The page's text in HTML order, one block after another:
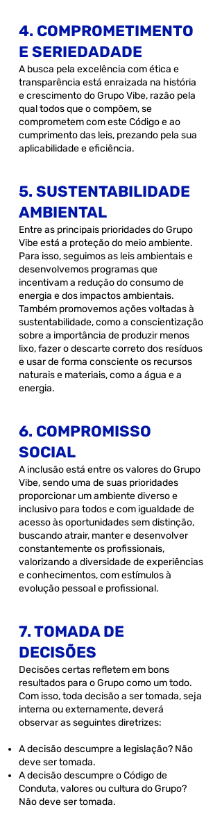
4. COMPROMETIMENTO
E SERIEDADADE
A busca pela excelência com ética e
transparência está enraizada na história
e crescimento do Grupo Vibe, razão pela
qual todos que o compõem, se
comprometem com este Código e ao
cumprimento das leis, prezando pela sua
aplicabilidade e eficiência.
5. SUSTENTABILIDADE
AMBIENTAL
Entre as principais prioridades do Grupo
Vibe está a proteção do meio ambiente.
Para isso, seguimos as leis ambientais e
desenvolvemos programas que
incentivam a redução do consumo de
energia e dos impactos ambientais.
Também promovemos ações voltadas à
sustentabilidade, como a conscientização
sobre a importância de produzir menos
lixo, fazer o descarte correto dos resíduos
e usar de forma consciente os recursos
naturais e materiais, como a água e a
energia.
6. COMPROMISSO
SOCIAL
A inclusão está entre os valores do Grupo
Vibe, sendo uma de suas prioridades
proporcionar um ambiente diverso e
inclusivo para todos e com igualdade de
acesso às oportunidades sem distinção,
buscando atrair, manter e desenvolver
constantemente os profissionais,
valorizando a diversidade de experiências
e conhecimentos, com estímulos à
evolução pessoal e profissional.
7. TOMADA DE
DECISÕES
Decisões certas refletem em bons
resultados para o Grupo como um todo.
Com isso, toda decisão a ser tomada, seja
interna ou externamente, deverá
observar as seguintes diretrizes:
A decisão descumpre a legislação? Não
deve ser tomada.
A decisão descumpre o Código de
Conduta, valores ou cultura do Grupo?
Não deve ser tomada.